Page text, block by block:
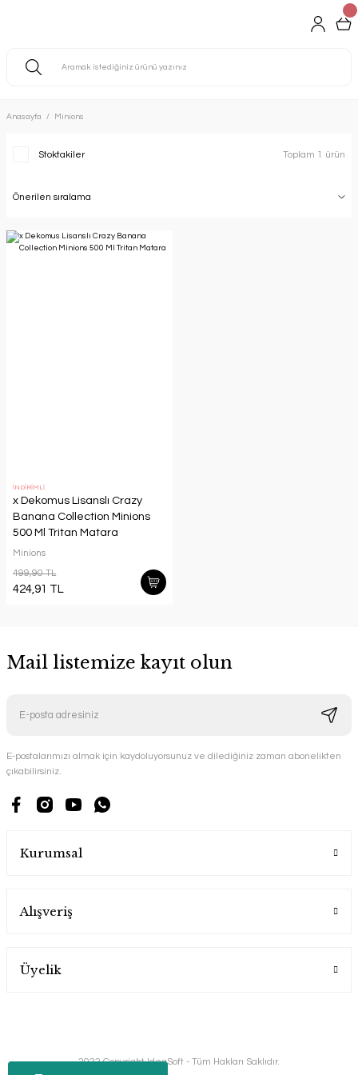
Anasayfa Minions
Stoktakiler Toplam 1 ürün
İNDİRİMLİ
x Dekomus Lisanslı Crazy
Banana Collection Minions
500 Ml Tritan Matara
Minions
499,90 TL
424,91 TL
Mail listemize kayıt olun
E-postalarımızı almak için kaydoluyorsunuz ve dilediğiniz zaman abonelikten
çıkabilirsiniz.
Kurumsal
Alışveriş
Üyelik
2022 Copyright IdeaSoft - Tüm Hakları Saklıdır.